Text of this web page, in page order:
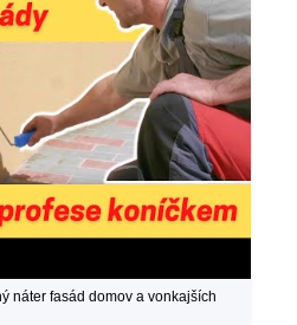
náter fasád domov a vonkajších